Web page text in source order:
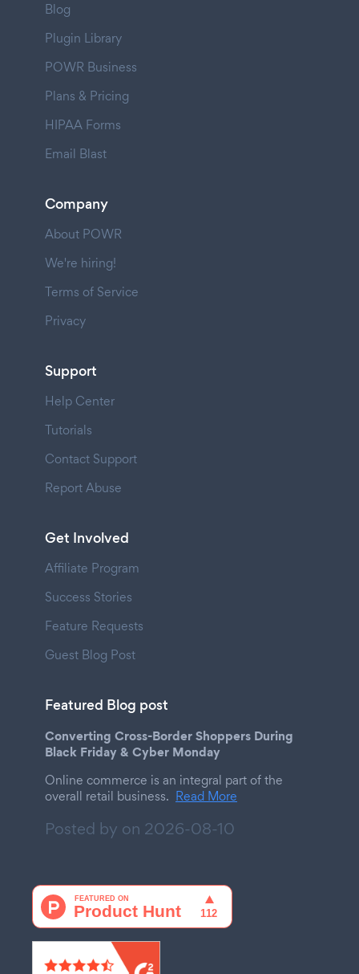
Blog
Plugin Library
POWR Business
Plans & Pricing
HIPAA Forms
Email Blast
Company
About POWR
We're hiring!
Terms of Service
Privacy
Support
Help Center
Tutorials
Contact Support
Report Abuse
Get Involved
Affiliate Program
Success Stories
Feature Requests
Guest Blog Post
Featured Blog post
Converting Cross-Border Shoppers During
Black Friday & Cyber Monday
Online commerce is an integral part of the
overall retail business. Read More
Posted by on 2026-08-10